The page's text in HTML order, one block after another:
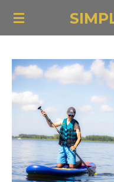
Ga
de
hoofdinhoud